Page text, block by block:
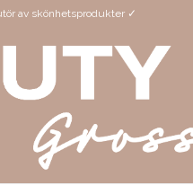
av skönhetsprodukter ✓